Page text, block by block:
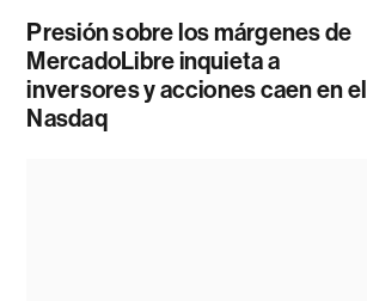
Presión sobre los márgenes de
MercadoLibre inquieta a
inversores y acciones caen en el
Nasdaq